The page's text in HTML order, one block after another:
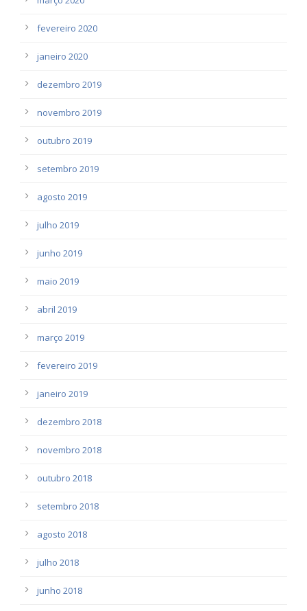
fevereiro 2020
janeiro 2020
dezembro 2019
novembro 2019
outubro 2019
setembro 2019
agosto 2019
julho 2019
junho 2019
maio 2019
abril 2019
março 2019
fevereiro 2019
janeiro 2019
dezembro 2018
novembro 2018
outubro 2018
setembro 2018
agosto 2018
julho 2018
junho 2018